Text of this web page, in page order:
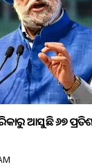
ଆସୁଛି ୬୭